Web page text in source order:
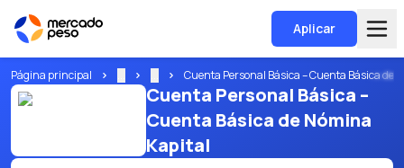
Aplicar
Página principal Cuenta Personal Básica – Cuenta Básica de
Cuenta Personal Básica –
Cuenta Básica de Nómina
Kapital